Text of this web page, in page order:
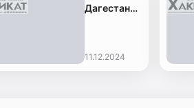
Дагестане
более 56
11.12.2024